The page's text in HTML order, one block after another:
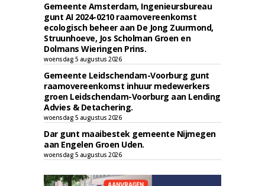
Gemeente Amsterdam, Ingenieursbureau
gunt AI 2024-0210 raamovereenkomst
ecologisch beheer aan De Jong Zuurmond,
Struunhoeve, Jos Scholman Groen en
Dolmans Wieringen Prins.
woensdag 5 augustus 2026
Gemeente Leidschendam-Voorburg gunt
raamovereenkomst inhuur medewerkers
groen Leidschendam-Voorburg aan Lending
Advies & Detachering.
woensdag 5 augustus 2026
Dar gunt maaibestek gemeente Nijmegen
aan Engelen Groen Uden.
woensdag 5 augustus 2026